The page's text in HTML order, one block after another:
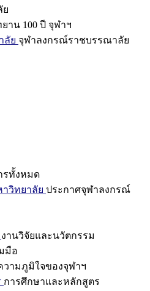
ย
าน 100 ปี จุฬาฯ
ลัย จุฬาลงกรณ์ราชบรรณาลัย
รทั้งหมด
วิทยาลัย ประกาศจุฬาลงกรณ์
งานวิจัยและนวัตกรรม
มือ
วามภูมิใจของจุฬาฯ
การศึกษาและหลักสูตร